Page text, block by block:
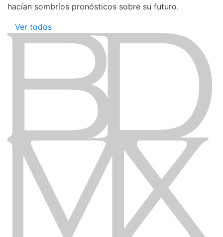
hacían sombríos pronósticos sobre su futuro.
Ver todos